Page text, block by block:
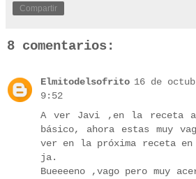
Compartir
8 comentarios:
Elmitodelsofrito 16 de
9:52
A ver Javi ,en la receta
básico, ahora estas muy
ver en la próxima receta en
ja.
Bueeeeno ,vago pero muy